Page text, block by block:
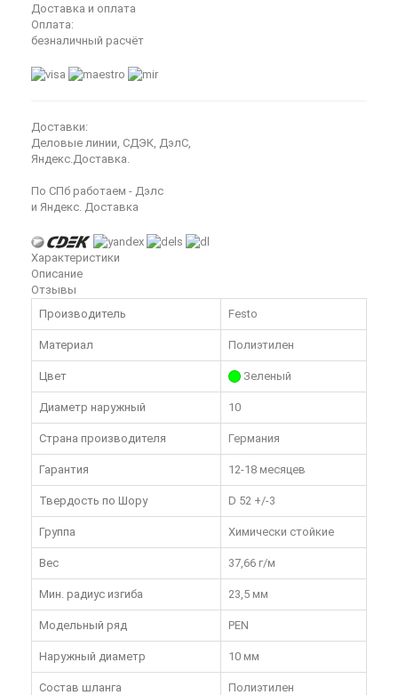
Доставка и оплата
Оплата:
безналичный расчёт
Доставки:
Деловые линии, СДЭК, ДэлС,
Яндекс.Доставка.
По СПб работаем - Дэлс
и Яндекс. Доставка
Характеристики
Описание
Отзывы
Производитель
Festo
Материал Полиэтилен
Цвет Зеленый
Диаметр наружный 10
Страна производителя Германия
Гарантия 12-18 месяцев
Твердость по Шору D 52 +/-3
Группа Химически стойкие
Вес 37,66 г/м
Мин. радиус изгиба 23,5 мм
Модельный ряд PEN
Наружный диаметр 10 мм
Состав шланга Полиэтилен